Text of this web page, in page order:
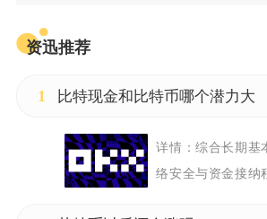
资迅推荐
1 比特现金和比特币哪个潜力大
详情：综合长期基
络安全与资金接纳